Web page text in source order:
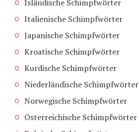
Isländische Schimpfwörter
Italienische Schimpfwörter
Japanische Schimpfwörter
Kroatische Schimpfwörter
Kurdische Schimpfwörter
Niederländische Schimpfwörter
Norwegische Schimpfwörter
Österreichische Schimpfwörter